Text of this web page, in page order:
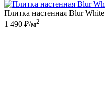
Плитка настенная Blur White
1 490 ₽/м2